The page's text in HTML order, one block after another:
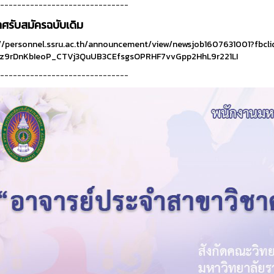
ศรับสมัครฉบับเดิม
announcement/view/